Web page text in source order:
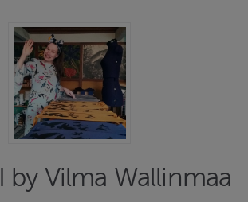
by Vilma Wallinmaa